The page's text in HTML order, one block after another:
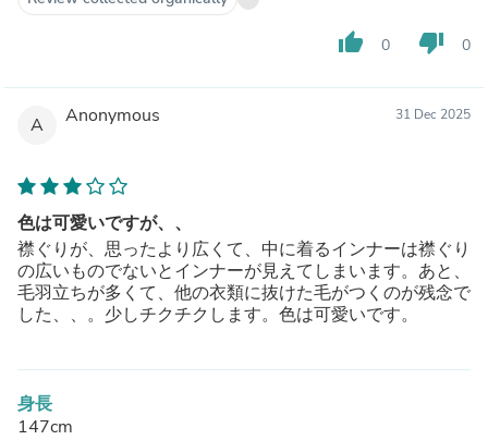
thumb_up 0 thumb_down 0
A Anonymous 31 Dec 2025
色は可愛いですが、、
襟ぐりが、思ったより広くて、中に着るインナーは襟ぐり
の広いものでないとインナーが見えてしまいます。あと、
毛羽立ちが多くて、他の衣類に抜けた毛がつくのが残念で
した、、。少しチクチクします。色は可愛いです。
身長
147cm